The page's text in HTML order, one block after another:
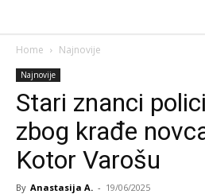
Home Najnovije
Najnovije
Stari znanci
zbog krađe
Kotor Varošu
By Anastasija A. - 19/06/2025